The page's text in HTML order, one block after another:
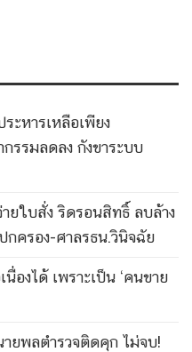
ะหารเหลือเพียง
รรมลดลง กังขาระบบ
ยใบสั่ง ริดรอนสิทธิ์ ลบล้าง
กครอง-ศาลรธน.วินิจฉัย
องได้ เพราะเป็น ‘คนขาย
ายพลตำรวจติดคุก ไม่จบ!